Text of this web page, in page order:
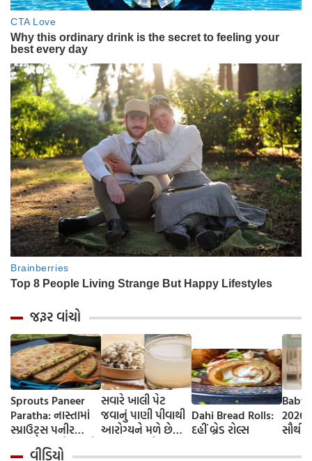
જરૂર વાંચો
Sprouts Paneer
Paratha: નાસ્તામાં
સ્પ્રાઉટ્સ પનીર
પરાઠા બનાવો, તમને
સવારે ખાલી પેટ
જવાનું પાણી પીવાથી
આરોગ્યને મળે છે
Dahi Bread Rolls:
દહીં બ્રેડ રોલ્સ
Baby
વીડિયો